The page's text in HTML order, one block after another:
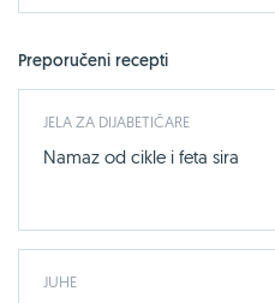
Preporučeni recepti
JELA ZA DIJABETIČARE
Namaz od cikle i feta sira
JUHE